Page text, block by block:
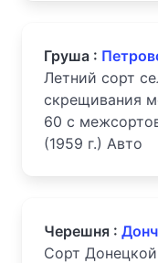
Груша :
Летний сорт
скрещивания
60 с
(1959 г.) Авто
Черешня :
Сорт